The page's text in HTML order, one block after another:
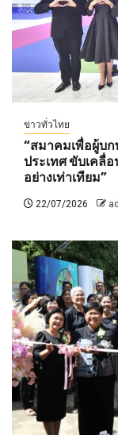
ข่าวทั่วไทย
“สมาคมเพื่อผู้บ
ประเทศ ขับเคลื่
อย่างเท่าเทียม”
22/07/2026